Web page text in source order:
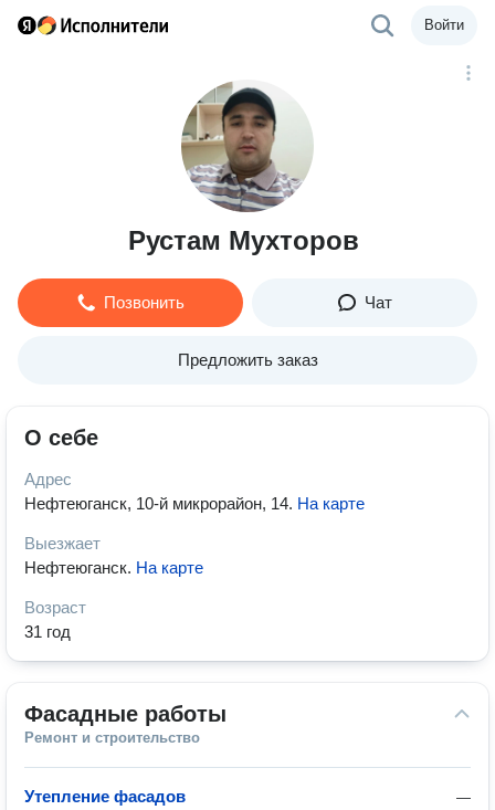
Войти
Рустам Мухторов
Позвонить Чат
Предложить заказ
О себе
Адрес
Нефтеюганск, 10-й микрорайон, 14. На карте
Выезжает
Нефтеюганск. На карте
Возраст
31 год
Фасадные работы
Ремонт и строительство
—
Утепление фасадов